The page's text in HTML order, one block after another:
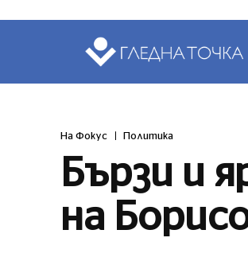
На Фокус Политика
Бързи и
на